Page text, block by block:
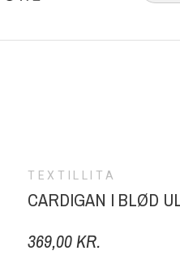
TEXTILLITA
CARDIGAN I BLØD
369,00 KR.